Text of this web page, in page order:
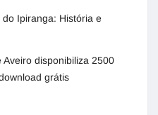
do Ipiranga: História e
Aveiro disponibiliza 2500
grátis